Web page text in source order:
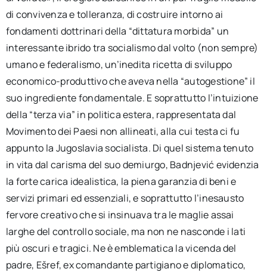
di convivenza e tolleranza, di costruire intorno ai
fondamenti dottrinari della “dittatura morbida” un
interessante ibrido tra socialismo dal volto (non sempre)
umano e federalismo, un’inedita ricetta di sviluppo
economico-produttivo che aveva nella “autogestione” il
suo ingrediente fondamentale. E soprattutto l’intuizione
della “terza via” in politica estera, rappresentata dal
Movimento dei Paesi non allineati, alla cui testa ci fu
appunto la Jugoslavia socialista. Di quel sistema tenuto
in vita dal carisma del suo demiurgo, Badnjević evidenzia
la forte carica idealistica, la piena garanzia di beni e
servizi primari ed essenziali, e soprattutto l’inesausto
fervore creativo che si insinuava tra le maglie assai
larghe del controllo sociale, ma non ne nasconde i lati
più oscuri e tragici. Ne è emblematica la vicenda del
padre, Ešref, ex comandante partigiano e diplomatico,